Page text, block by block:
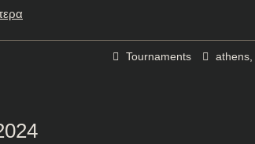
Tournaments athens